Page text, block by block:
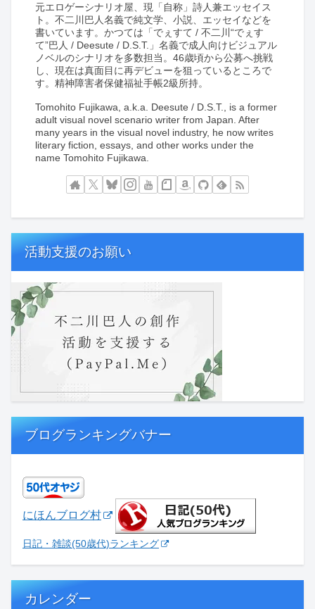
元エロゲーシナリオ屋、現「自称」詩人兼エッセイス
ト。不二川巴人名義で純文学、小説、エッセイなどを
書いています。かつては「でぇすて / 不二川“でぇす
て”巴人 / Deesute / D.S.T.」名義で成人向けビジュアル
ノベルのシナリオを多数担当。46歳頃から公募へ挑戦
し、現在は真面目に再デビューを狙っているところで
す。精神障害者保健福祉手帳2級所持。
Tomohito Fujikawa, a.k.a. Deesute / D.S.T., is a former
adult visual novel scenario writer from Japan. After
many years in the visual novel industry, he now writes
literary fiction, essays, and other works under the
name Tomohito Fujikawa.
活動支援のお願い
ブログランキングバナー
にほんブログ村
日記・雑談(50歳代)ランキング
カレンダー